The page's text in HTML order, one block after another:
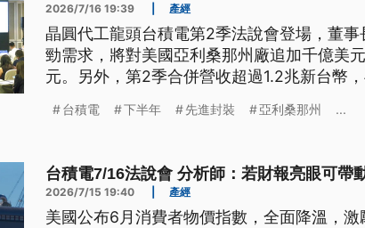
2026/7/16 19:39 產經
晶圓代工龍頭台積電第2季法說會登場，董
勁需求，將對美國亞利桑那州廠追加千億美
元。另外，第2季合併營收超過1.2兆新台幣
中跌幅逐步收斂，終場收在4萬5624點。
台積電 下半年 先進封裝 亞利桑那州 ...
台積電7/16法說會 分析師：若財報亮眼可帶
2026/7/15 19:40 產經
美國公布6月消費者物價指數，全面降溫，